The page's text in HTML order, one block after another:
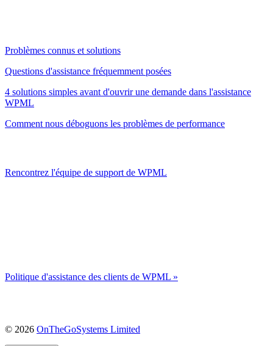
Problèmes connus et solutions
Questions d'assistance fréquemment posées
4 solutions simples avant d'ouvrir une demande dans l'assistance
WPML
Comment nous déboguons les problèmes de performance
Rencontrez l'équipe de support de WPML
Politique d'assistance des clients de WPML »
© 2026 OnTheGoSystems Limited